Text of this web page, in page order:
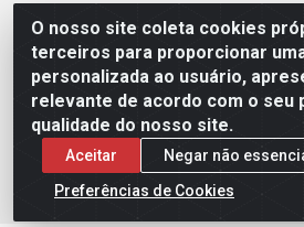
O nosso site coleta cookies
terceiros para proporcionar
personalizada ao usuário,
relevante de acordo com o seu
qualidade do nosso site.
Aceitar
Negar não
Preferências de Cookies
NG Alimentos, há mais de 14 anos no
referência em frigorificados,
eficiente e